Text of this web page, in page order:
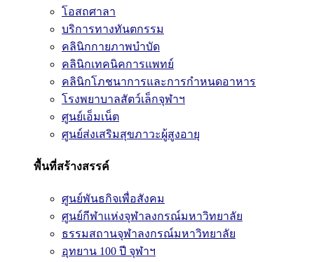
โอสถศาลา
บริการทางทันตกรรม
คลินิกกายภาพบำบัด
คลินิกเทคนิคการแพทย์
คลินิกโภชนาการและการกำหนดอาหาร
โรงพยาบาลสัตว์เล็กจุฬาฯ
ศูนย์เอ็มเน็ต
ศูนย์ส่งเสริมสุขภาวะผู้สูงอายุ
พื้นที่สร้างสรรค์
ศูนย์พันธกิจเพื่อสังคม
ศูนย์กีฬาแห่งจุฬาลงกรณ์มหาวิทยาลัย
ธรรมสถานจุฬาลงกรณ์มหาวิทยาลัย
อุทยาน 100 ปี จุฬาฯ